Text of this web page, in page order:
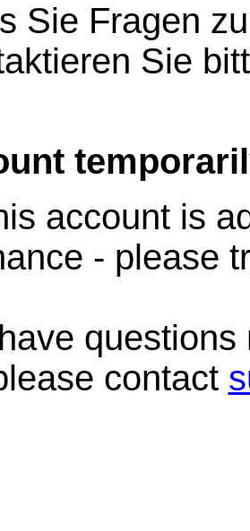
Sie Fragen
Sie
account is
- please
contact